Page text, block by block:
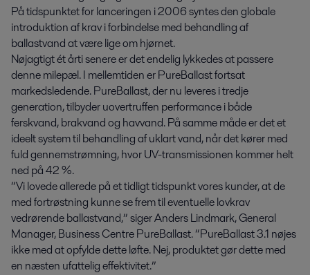
På tidspunktet for lanceringen i 2006 syntes den globale
introduktion af krav i forbindelse med behandling af
ballastvand at være lige om hjørnet.
Nøjagtigt ét årti senere er det endelig lykkedes at passere
denne milepæl. I mellemtiden er PureBallast fortsat
markedsledende. PureBallast, der nu leveres i tredje
generation, tilbyder uovertruffen performance i både
ferskvand, brakvand og havvand. På samme måde er det et
ideelt system til behandling af uklart vand, når det kører med
fuld gennemstrømning, hvor UV-transmissionen kommer helt
ned på 42 %.
“Vi lovede allerede på et tidligt tidspunkt vores kunder, at de
med fortrøstning kunne se frem til eventuelle lovkrav
vedrørende ballastvand,” siger Anders Lindmark, General
Manager, Business Centre PureBallast. “PureBallast 3.1 nøjes
ikke med at opfylde dette løfte. Nej, produktet gør dette med
en næsten ufattelig effektivitet.”